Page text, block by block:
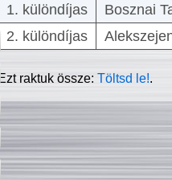
1. különdíjas
Bosznai
2. különdíjas
Ezt raktuk össze:Töltsd le!.